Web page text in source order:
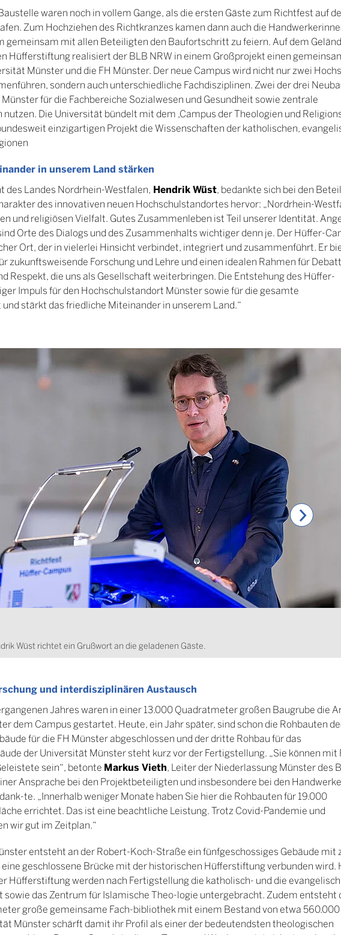
waren noch in vollem Gange, als die ersten Gäste zum Richtfest auf
Zum Hochziehen des Richtkranzes kamen dann auch die
gemeinsam mit allen Beteiligten den Baufortschritt zu feiern. Auf dem
Hüfferstiftung realisiert der BLB NRW in einem Großprojekt einen
Münster und die FH Münster. Der neue Campus wird nicht nur zwei
sondern auch unterschiedliche Fachdisziplinen. Zwei der drei
für die Fachbereiche Sozialwesen und Gesundheit sowie zentrale
Die Universität bündelt mit dem ‚Campus der Theologien und
einzigartigen Projekt die Wissenschaften der katholischen,
in unserem Land stärken
des Landes Nordrhein-Westfalen, Hendrik Wüst, bedankte sich bei den
des innovativen neuen Hochschulstandortes hervor: „Nordrhein-
und religiösen Vielfalt. Gutes Zusammenleben ist Teil unserer Identität.
Orte des Dialogs und des Zusammenhalts wichtiger denn je. Der Hüffer-
Ort, der in vielerlei Hinsicht verbindet, integriert und zusammenführt. Er
zukunftsweisende Forschung und Lehre und einen idealen Rahmen für
Respekt, die uns als Gesellschaft weiterbringen. Die Entstehung des Hüffer-
Impuls für den Hochschulstandort Münster sowie für die gesamte
stärkt das friedliche Miteinander in unserem Land.“
Wüst richtet ein Grußwort an die geladenen Gäste.
und interdisziplinären Austausch
Jahres waren in einer 13.000 Quadratmeter großen Baugrube die
dem Campus gestartet. Heute, ein Jahr später, sind schon die Rohbauten
für die FH Münster abgeschlossen und der dritte Rohbau für das
der Universität Münster steht kurz vor der Fertigstellung. „Sie können mit
sein“, betonte Markus Vieth, Leiter der Niederlassung Münster des
Ansprache bei den Projektbeteiligten und insbesondere bei den
te. „Innerhalb weniger Monate haben Sie hier die Rohbauten für 19.000
errichtet. Das ist eine beachtliche Leistung. Trotz Covid-Pandemie und
wir gut im Zeitplan.“
entsteht an der Robert-Koch-Straße ein fünfgeschossiges Gebäude mit
eine geschlossene Brücke mit der historischen Hüfferstiftung verbunden wird.
Hüfferstiftung werden nach Fertigstellung die katholisch- und die
sowie das Zentrum für Islamische Theo-logie untergebracht. Zudem entsteht
große gemeinsame Fach-bibliothek mit einem Bestand von etwa 560.000
Münster schärft damit ihr Profil als einer der bedeutendsten theologischen